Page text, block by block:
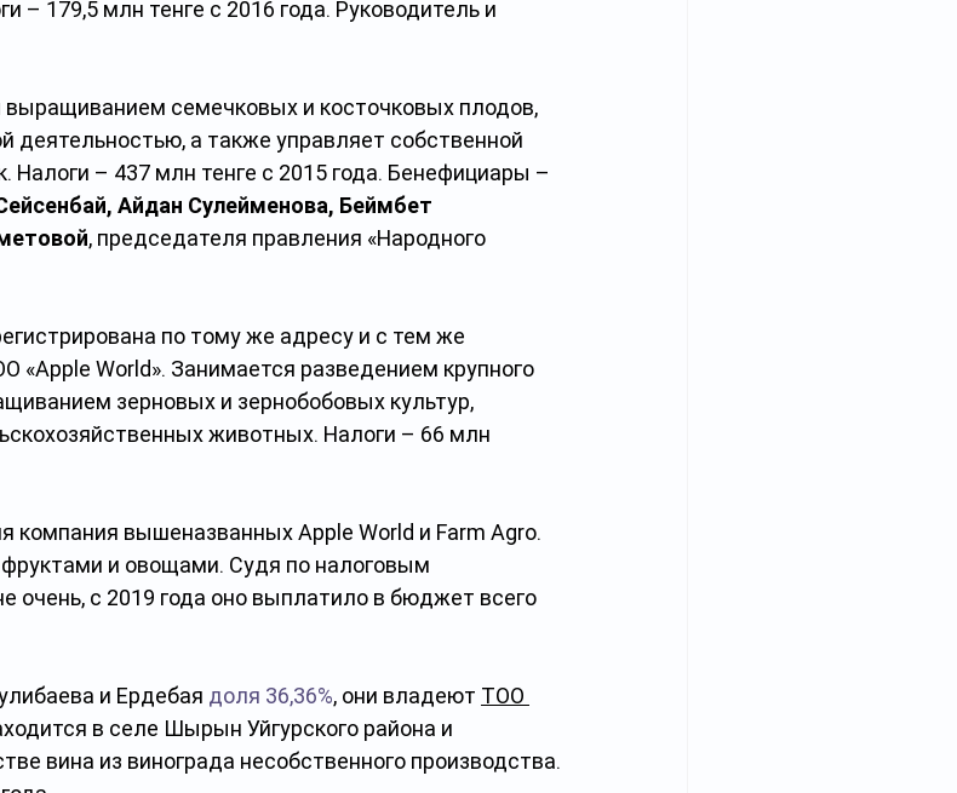
– 179,5 млн тенге с 2016 года. Руководитель и
выращиванием семечковых и косточковых плодов,
деятельностью, а также управляет собственной
– 437 млн тенге с 2015 года. Бенефициары –
Айдан Сулейменова, Беймбет
, председателя правления «Народного
по тому же адресу и с тем же
«Apple World». Занимается разведением крупного
зерновых и зернобобовых культур,
животных. Налоги – 66 млн
компания вышеназванных Apple World и Farm Agro.
и овощами. Судя по налоговым
очень, с 2019 года оно выплатило в бюджет всего
и Ердебая доля 36,36%, они владеют ТОО
в селе Шырын Уйгурского района и
вина из винограда несобственного производства.